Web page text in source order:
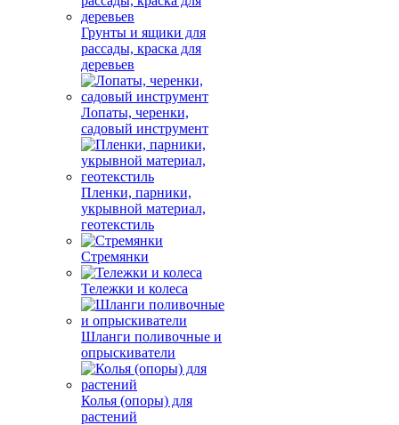
Грунты и ящики для
рассады, краска для
деревьев
Лопаты, черенки,
садовый инструмент
Пленки, парники,
укрывной материал,
геотекстиль
Стремянки
Тележки и колеса
Шланги поливочные и
опрыскиватели
Колья (опоры) для
растений